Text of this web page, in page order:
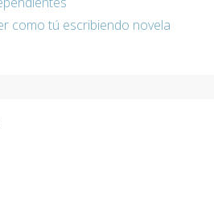
como tú escribiendo novela